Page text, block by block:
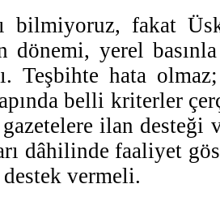
bilmiyoruz, fakat
dönemi, yerel
Teşbihte hata
belli kriterler
ilan desteği
dâhilinde faaliyet
vermeli.